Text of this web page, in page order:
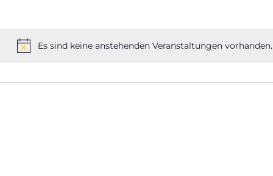
Hinweis
Es sind keine anstehenden Veranstaltungen vorhanden.